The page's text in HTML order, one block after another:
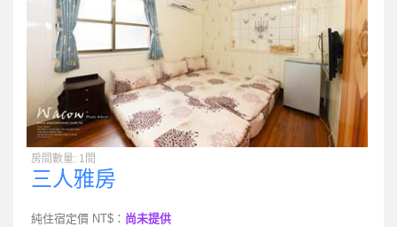
房間數量: 1間
三人雅房
純住宿定價 NT$： 尚未提供